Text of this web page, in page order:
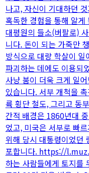
나고, 자신이 기대하던
혹독한 경험을 통해 알
대평원의 들소(버팔로)
니다. 돈이 되는 가죽만
방식으로 대량 학살이
파괴하는 데에도 이용되
사냥 붐이 더욱 크게 일
있습니다. 서부 개척을
륙 횡단 철도, 그리고 동
간적 배경은 1860년대
었고, 미국은 서부로 빠
위해 당시 대통령이었던
포합니다. https://
하는 사람들에게 토지를